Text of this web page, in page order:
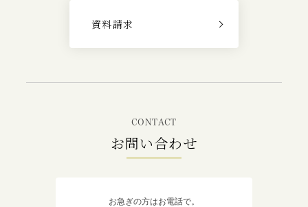
資料請求
CONTACT
お問い合わせ
お急ぎの方はお電話で。